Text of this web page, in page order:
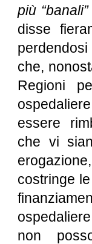
più
disse
che,
Regioni
essere
che vi
costringe
non